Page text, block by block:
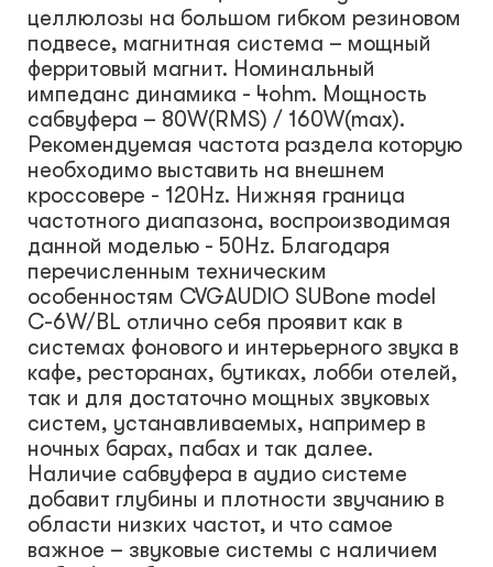
целлюлозы на большом гибком резиновом
подвесе, магнитная система – мощный
ферритовый магнит. Номинальный
импеданс динамика - 4ohm. Мощность
сабвуфера – 80W(RMS) / 160W(max).
Рекомендуемая частота раздела которую
необходимо выставить на внешнем
кроссовере - 120Hz. Нижняя граница
частотного диапазона, воспроизводимая
данной моделью - 50Hz. Благодаря
перечисленным техническим
особенностям CVGAUDIO SUBone model
C-6W/BL отлично себя проявит как в
системах фонового и интерьерного звука в
кафе, ресторанах, бутиках, лобби отелей,
так и для достаточно мощных звуковых
систем, устанавливаемых, например в
ночных барах, пабах и так далее.
Наличие сабвуфера в аудио системе
добавит глубины и плотности звучанию в
области низких частот, и что самое
важное – звуковые системы с наличием